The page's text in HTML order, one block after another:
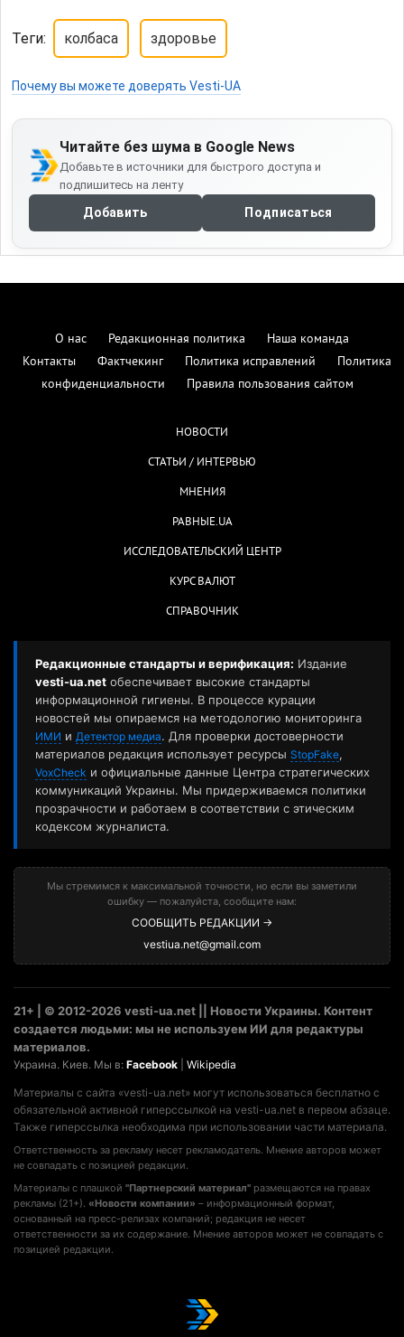
Теги: колбаса здоровье
Почему вы можете доверять Vesti-UA
Читайте без шума в Google News
Добавьте в источники для быстрого доступа и
подпишитесь на ленту
Добавить Подписаться
О нас Редакционная политика
Наша команда
Контакты
Фактчекинг Политика исправлений
Политика
конфиденциальности
Правила пользования сайтом
НОВОСТИ
СТАТЬИ / ИНТЕРВЬЮ
МНЕНИЯ
РАВНЫЕ.UA
ИССЛЕДОВАТЕЛЬСКИЙ ЦЕНТР
КУРС ВАЛЮТ
СПРАВОЧНИК
Редакционные стандарты и верификация: Издание
vesti-ua.net обеспечивает высокие стандарты
информационной гигиены. В процессе курации
новостей мы опираемся на методологию мониторинга
ИМИ и Детектор медиа. Для проверки достоверности
материалов редакция использует ресурсы StopFake,
VoxCheck и официальные данные Центра стратегических
коммуникаций Украины. Мы придерживаемся политики
прозрачности и работаем в соответствии с этическим
кодексом журналиста.
Мы стремимся к максимальной точности, но если вы заметили
ошибку — пожалуйста, сообщите нам:
СООБЩИТЬ РЕДАКЦИИ →
vestiua.net@gmail.com
21+ | © 2012-2026 vesti-ua.net || Новости Украины. Контент
создается людьми: мы не используем ИИ для редактуры
материалов.
Украина. Киев. Мы в: Facebook Wikipedia
Материалы с сайта «vesti-ua.net» могут использоваться бесплатно с
обязательной активной гиперссылкой на vesti-ua.net в первом абзаце.
Также гиперссылка необходима при использовании части материала.
Ответственность за рекламу несет рекламодатель. Мнение авторов может
не совпадать с позицией редакции.
Материалы с плашкой "Партнерский материал" размещаются на правах
рекламы (21+). «Новости компании» – информационный формат,
основанный на пресс-релизах компаний; редакция не несет
ответственности за их содержание. Мнение авторов может не совпадать с
позицией редакции.